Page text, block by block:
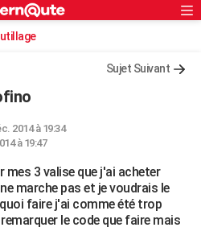
Sujet Suivant
2014 à 19:34
à 19:47
mes 3 valise que j'ai acheter
marche pas et je voudrais le
faire j'ai comme été trop
le code que faire mais